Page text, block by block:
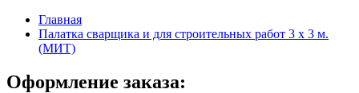
Главная
Палатка сварщика и для строительных работ 3 х 3 м.
(МИТ)
Оформление заказа: